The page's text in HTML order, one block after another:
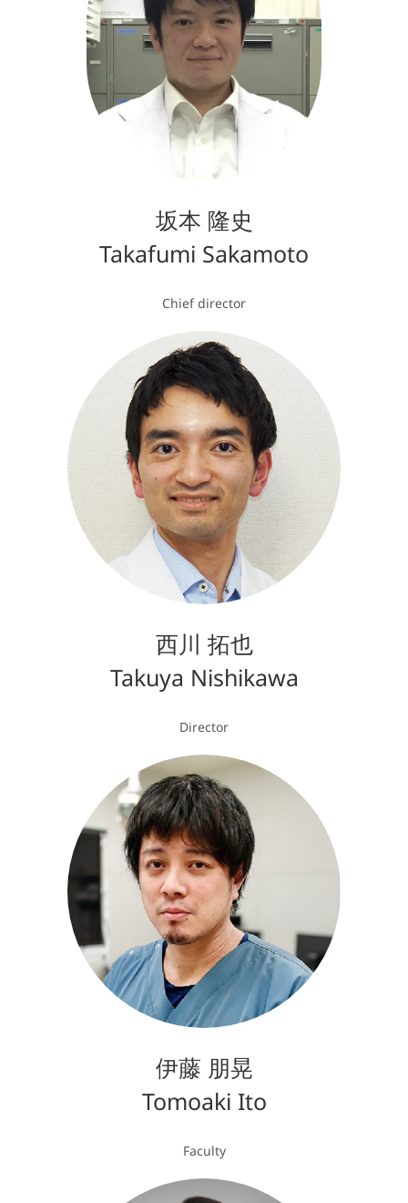
坂本 隆史
Takafumi Sakamoto
Chief director
西川 拓也
Takuya Nishikawa
Director
伊藤 朋晃
Tomoaki Ito
Faculty